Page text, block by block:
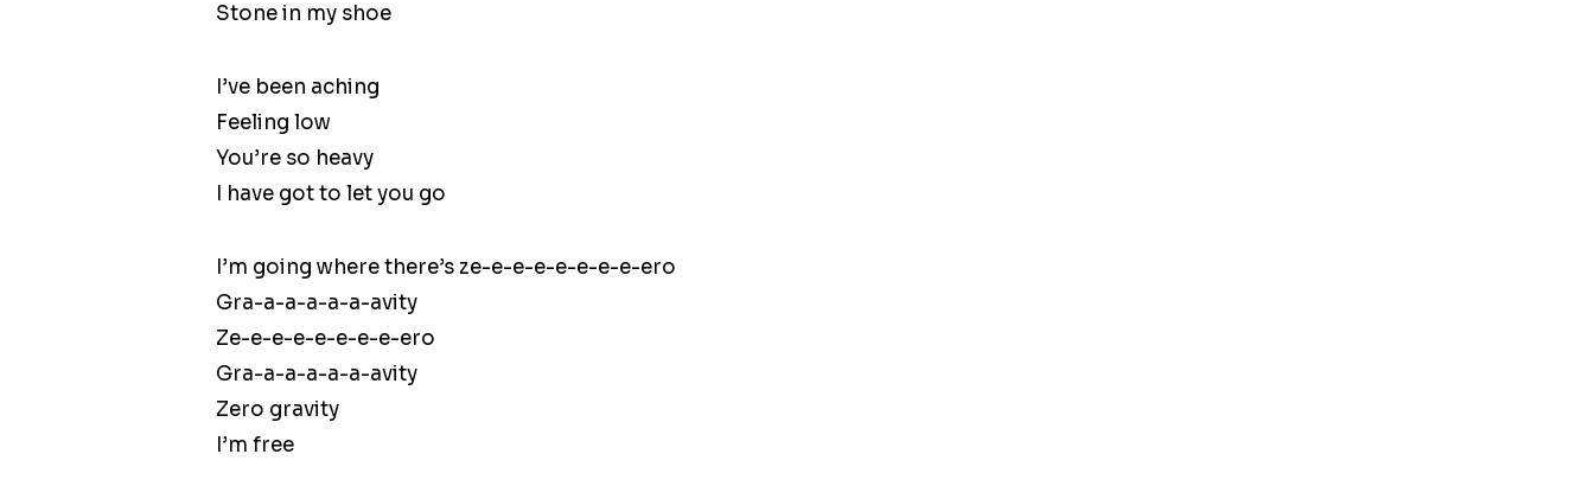
Stone in my shoe
I’ve been aching
Feeling low
You’re so heavy
I have got to let you go
I’m going where there’s ze-e-e-e-e-e-e-e-ero
Gra-a-a-a-a-a-avity
Ze-e-e-e-e-e-e-e-ero
Gra-a-a-a-a-a-avity
Zero gravity
I’m free